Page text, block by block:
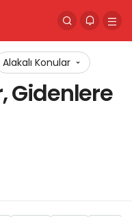
Alakalı Konular
Gidenlere